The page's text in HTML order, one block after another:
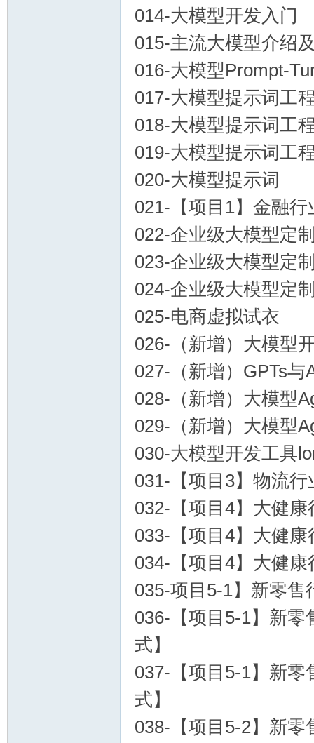
014-大模型开发入门
015-主流大模型介绍
016-大模型Prompt-
017-大模型提示词工
018-大模型提示词工
019-大模型提示词工
020-大模型提示词
021-【项目1】金融
022-企业级大模型定
023-企业级大模型定
024-企业级大模型定
025-电商虚拟试衣
026-（新增）大模型
027-（新增）GPTs与
028-（新增）大模型
029-（新增）大模型
030-大模型开发工具
031-【项目3】物流
032-【项目4】大健
033-【项目4】大健
034-【项目4】大健
035-项目5-1】新零
036-【项目5-1】新
式】
037-【项目5-1】新
式】
038-【项目5-2】新零